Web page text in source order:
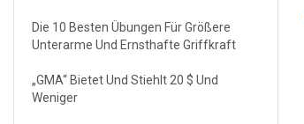
Die 10 Besten Übungen Für Größere
Unterarme Und Ernsthafte Griffkraft
„GMA“ Bietet Und Stiehlt 20 $ Und
Weniger